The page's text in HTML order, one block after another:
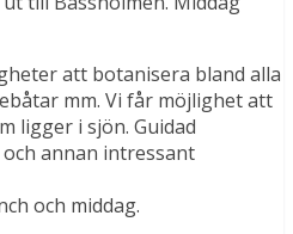
att botanisera bland alla
mm. Vi får möjlighet att
ligger i sjön. Guidad
annan intressant
och middag.